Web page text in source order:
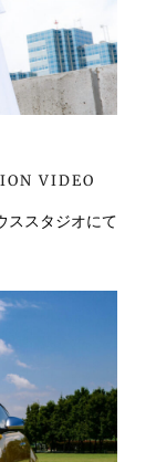
VIDEO
ススタジオにて